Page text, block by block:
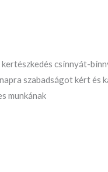
csínnyát-
szabadságot kért és
munkának